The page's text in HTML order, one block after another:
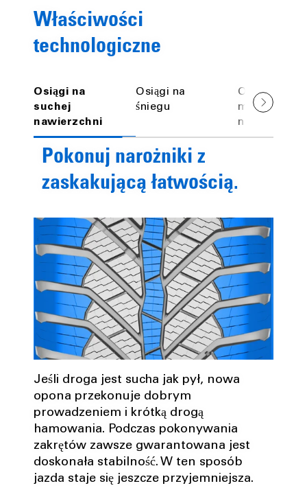
Właściwości
technologiczne
Osiągi na
suchej
nawierzchni
Osiągi na
śniegu
Osiągi na
mokrej
nawierzchni
Pokonuj narożniki z
zaskakującą łatwością.
Jeśli droga jest sucha jak pył, nowa
opona przekonuje dobrym
prowadzeniem i krótką drogą
hamowania. Podczas pokonywania
zakrętów zawsze gwarantowana jest
doskonała stabilność. W ten sposób
jazda staje się jeszcze przyjemniejsza.